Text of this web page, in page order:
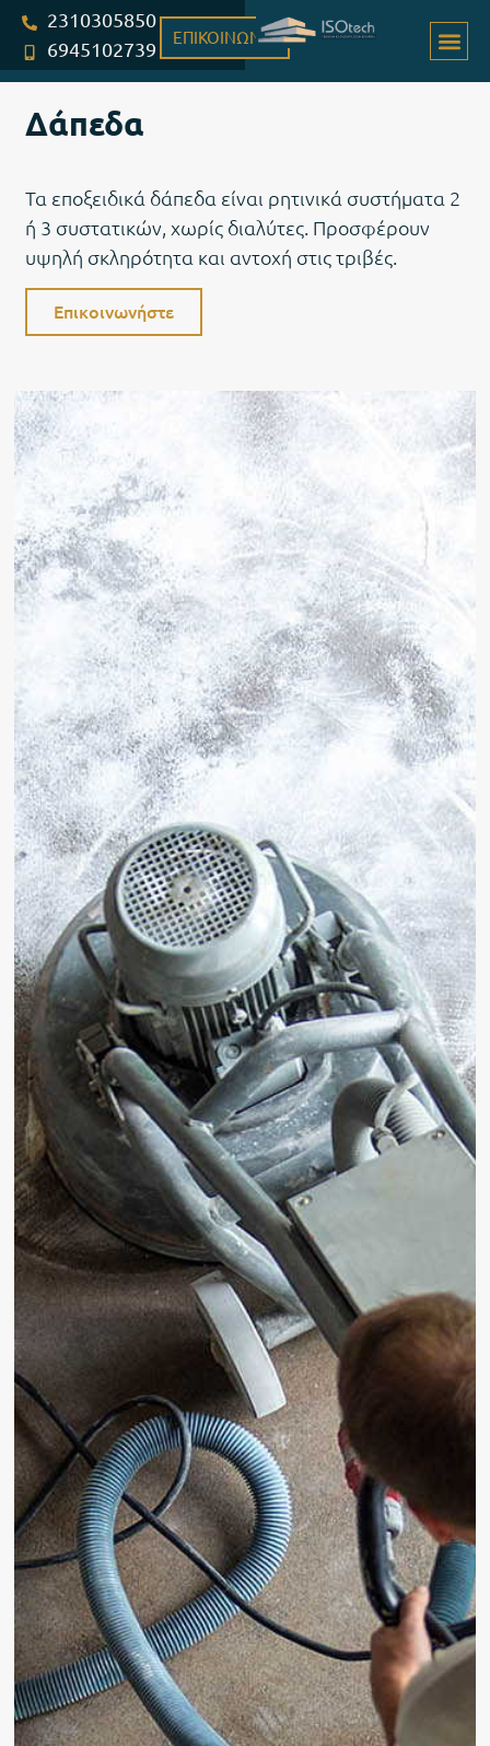
2310305850
6945102739
ΕΠΙΚΟΙΝΩΝΙΑ
Δάπεδα
Τα εποξειδικά δάπεδα είναι ρητινικά συστήματα 2
ή 3 συστατικών, χωρίς διαλύτες. Προσφέρουν
υψηλή σκληρότητα και αντοχή στις τριβές.
Επικοινωνήστε